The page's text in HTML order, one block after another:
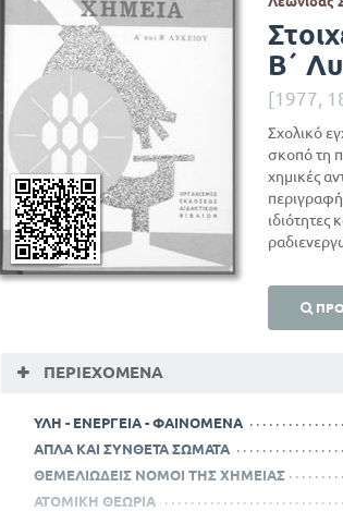
Β΄
[1977,
Σχολικό
σκοπό τη
χημικές
ιδιότητες
ΠΕΡΙΕΧΌΜΕΝΑ
ΥΛΗ - ΕΝΕΡΓΕΙΑ - ΦΑΙΝΟΜΕΝΑ
ΑΠΛΑ ΚΑΙ ΣΥΝΘΕΤΑ ΣΩΜΑΤΑ
ΘΕΜΕΛΙΩΔΕΙΣ ΝΟΜΟΙ ΤΗΣ ΧΗΜΕΙΑΣ
ΑΤΟΜΙΚΗ ΘΕΩΡΙΑ